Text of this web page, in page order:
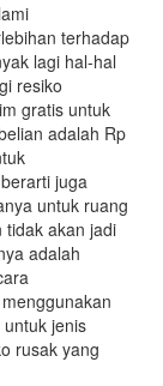
terhadap
lagi hal-hal
resiko
gratis untuk
adalah Rp
juga
untuk ruang
tidak akan jadi
adalah
jenis
rusak yang